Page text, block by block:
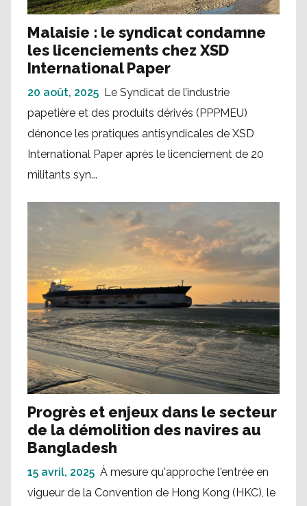
Malaisie : le syndicat condamne
les licenciements chez XSD
International Paper
20 août, 2025 Le Syndicat de l’industrie
papetière et des produits dérivés (PPPMEU)
dénonce les pratiques antisyndicales de XSD
International Paper après le licenciement de 20
militants syn...
Progrès et enjeux dans le secteur
de la démolition des navires au
Bangladesh
15 avril, 2025 À mesure qu'approche l'entrée en
vigueur de la Convention de Hong Kong (HKC), le